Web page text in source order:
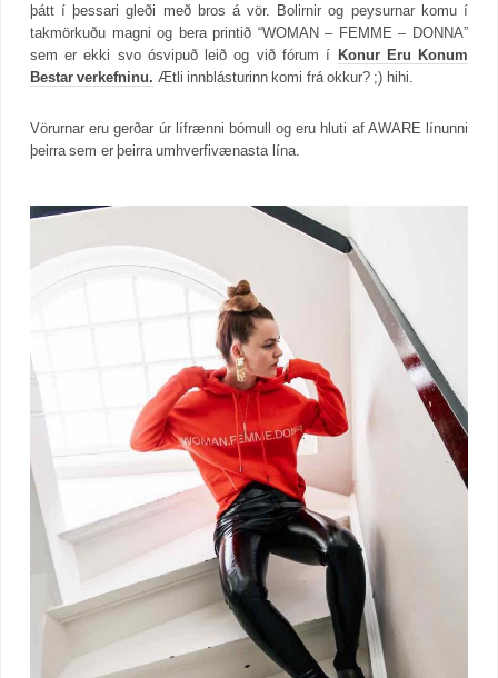
þátt í þessari gleði með bros á vör. Bolirnir og peysurnar komu í
takmörkuðu magni og bera printið “WOMAN – FEMME – DONNA”
sem er ekki svo ósvipuð leið og við fórum í Konur Eru Konum
Bestar verkefninu. Ætli innblásturinn komi frá okkur? ;) hihi.
Vörurnar eru gerðar úr lífrænni bómull og eru hluti af AWARE línunni
þeirra sem er þeirra umhverfivænasta lína.